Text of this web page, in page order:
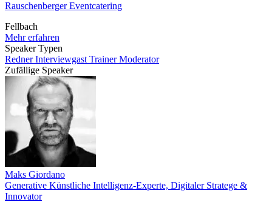
Rauschenberger Eventcatering
Fellbach
Mehr erfahren
Speaker Typen
RednerInterviewgast TrainerModerator
Zufällige Speaker
Maks Giordano
Generative Künstliche Intelligenz-Experte, Digitaler Stratege &
Innovator